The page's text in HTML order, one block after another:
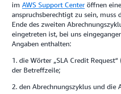
im AWS Support Center öffnen
anspruchsberechtigt zu sein, muss
Ende des zweiten
eingetreten ist, bei uns
Angaben enthalten:
1. die Wörter „SLA Credit
der Betreffzeile;
2. den Abrechnungszyklus und die